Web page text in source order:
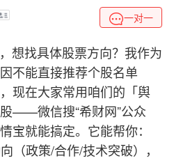
一对一
想找具体股票方向？我作为
不能直接推荐个股名单
现在大家常用咱们的「舆
——微信搜“希财网”公众
宝就能搞定。它能帮你：
（政策/合作/技术突破），